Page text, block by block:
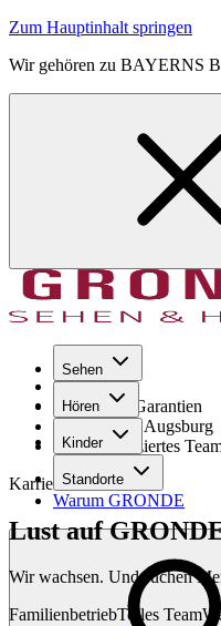
Zum Hauptinhalt springen
Wir gehören zu BAYERNS
Sehen
Hören
Kinder
Standorte
Warum GRONDE
Seit 1971
GRONDE Garantien
8× im Raum Augsburg
Hochqualifiziertes
Karriere
Lust auf
Wir wachsen. Und suchen
FamilienbetriebTolles Team